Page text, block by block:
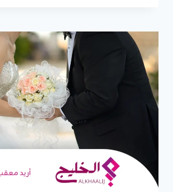
أجنبية
الدليل
للشروط،
الخطوات،
التقديم